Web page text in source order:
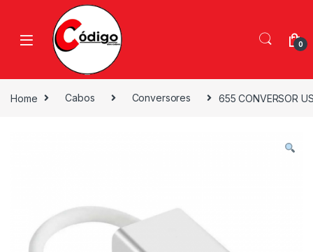
0
Home Cabos Conversores 655 CONVERSOR